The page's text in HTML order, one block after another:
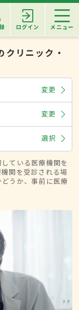
ログイン メニュー
クリニック・
変更
変更
選択
ている医療機関を
関を受診される場
うか、事前に医療